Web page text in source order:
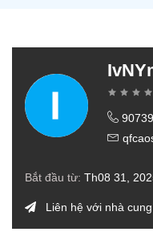
Bắt đầu từ: Th08 31,
Liên hệ với nhà